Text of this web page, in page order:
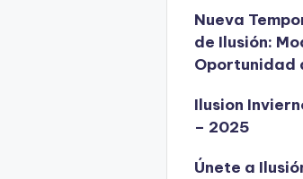
Nueva
de Ilusión:
Oportunidad
Ilusion
– 2025
Únete a